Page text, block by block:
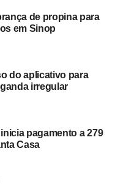
32 cheques da
prestação dos
o esquema ao
Riva. Já os
por criar empresas
criminosas, Riva
ter celebrado
de propina para
em Sinop
do aplicativo para
irregular
pagamento a 279
Casa